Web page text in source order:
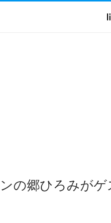
の郷ひろみがゲ